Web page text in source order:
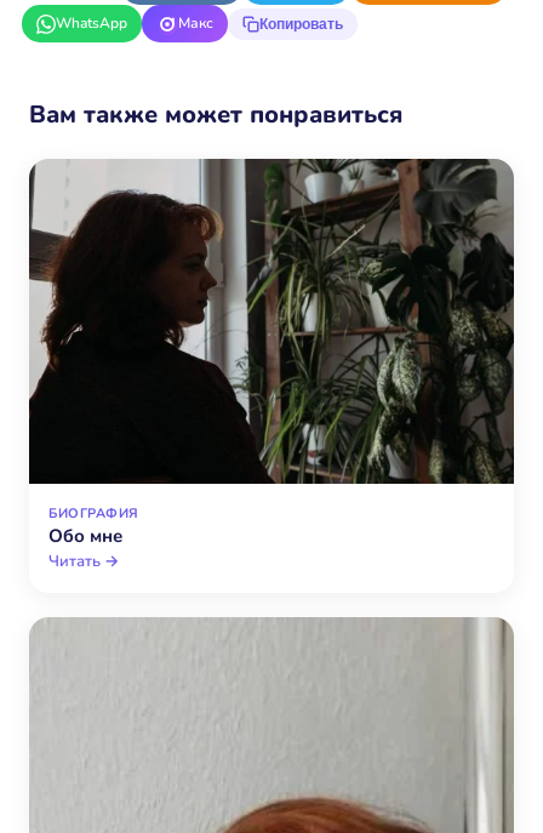
WhatsApp
Макс Копировать
Вам также может понравиться
БИОГРАФИЯ
Обо мне
Читать →